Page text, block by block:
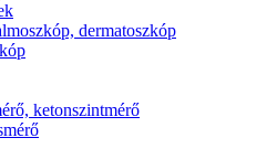
dermatoszkóp
ketonszintmérő